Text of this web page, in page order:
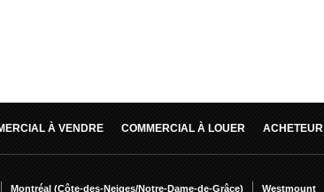
À VENDRE COMMERCIAL À LOUER ACHETEUR
Montréal (Côte-des-Neiges/Notre-Dame-de-Grâce)
Westmount